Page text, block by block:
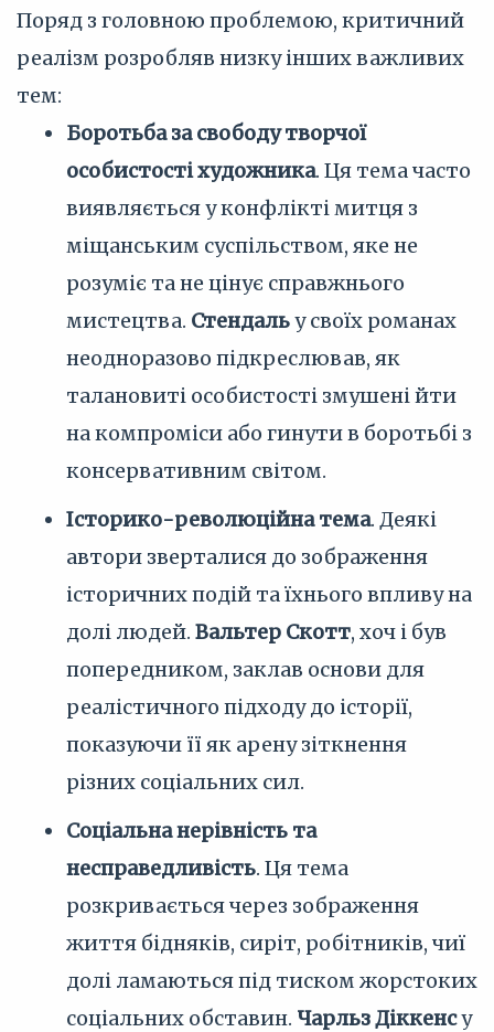
Поряд з головною проблемою, критичний
реалізм розробляв низку інших важливих
тем:
Боротьба за свободу творчої
особистості художника. Ця тема часто
виявляється у конфлікті митця з
міщанським суспільством, яке не
розуміє та не цінує справжнього
мистецтва. Стендальу своїх романах
неодноразово підкреслював, як
талановиті особистості змушені йти
на компроміси або гинути в боротьбі з
консервативним світом.
Історико-революційна тема. Деякі
автори зверталися до зображення
історичних подій та їхнього впливу на
долі людей. Вальтер Скотт, хоч і був
попередником, заклав основи для
реалістичного підходу до історії,
показуючи її як арену зіткнення
різних соціальних сил.
Соціальна нерівність та
несправедливість. Ця тема
розкривається через зображення
життя бідняків, сиріт, робітників, чиї
долі ламаються під тиском жорстоких
соціальних обставин. Чарльз Діккенсу